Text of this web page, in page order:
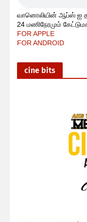
வானொலியின் ஆப்ஸ் ஐ
24 மணிநேரமும்
FOR APPLE
FOR ANDROID
cine bits